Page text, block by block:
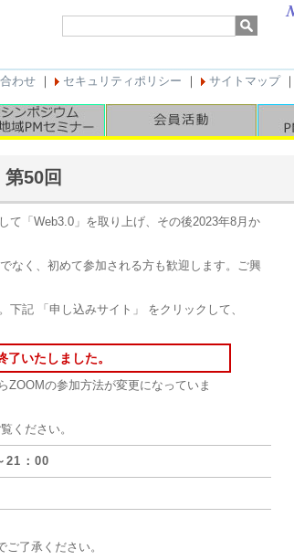
わせ ｜ セキュリティポリシー ｜ サイトマップ｜
50回
て「Web3.0」を取り上げ、その後2023年8月か
なく、初めて参加される方も歓迎します。ご興
記 「申し込みサイト」 をクリックして、
了いたしました。
ZOOMの参加方法が変更になっていま
ください。
21：00
了承ください。